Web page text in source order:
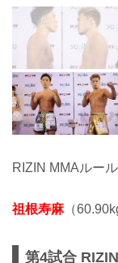
RIZIN MMAルー
祖根寿麻（
第4試合